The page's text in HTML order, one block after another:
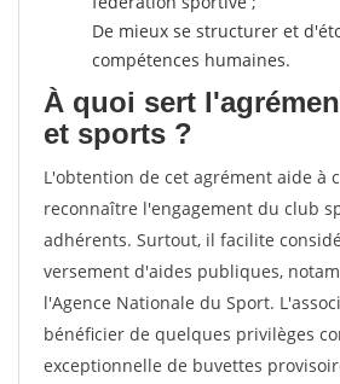
De mieux se structurer et
compétences humaines.
À quoi sert
et sports ?
L'obtention de cet agrément aide à
reconnaître l'engagement du club
adhérents. Surtout, il facilite
versement d'aides publiques,
l'Agence Nationale du Sport.
bénéficier de quelques privilèges
exceptionnelle de buvettes